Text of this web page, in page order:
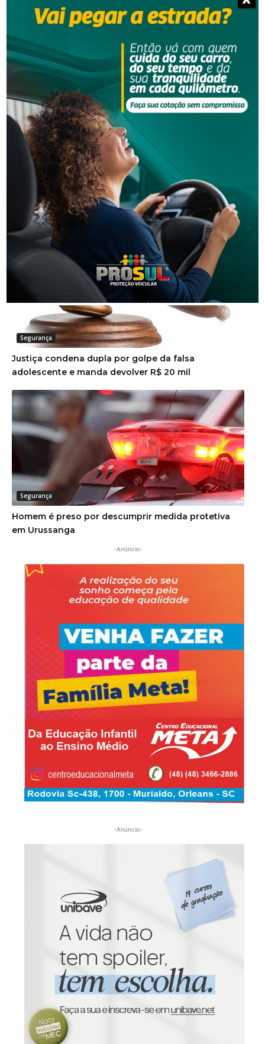
NOTÍCIAS RELACIONADAS
Mulher contrata casal para faxina e percebe sumiço
de R$ 1 mil em Orleans
Segurança
Justiça condena dupla por golpe da falsa
adolescente e manda devolver R$ 20 mil
Segurança
Homem é preso por descumprir medida protetiva
em Urussanga
-Anúncio-
-Anúncio-